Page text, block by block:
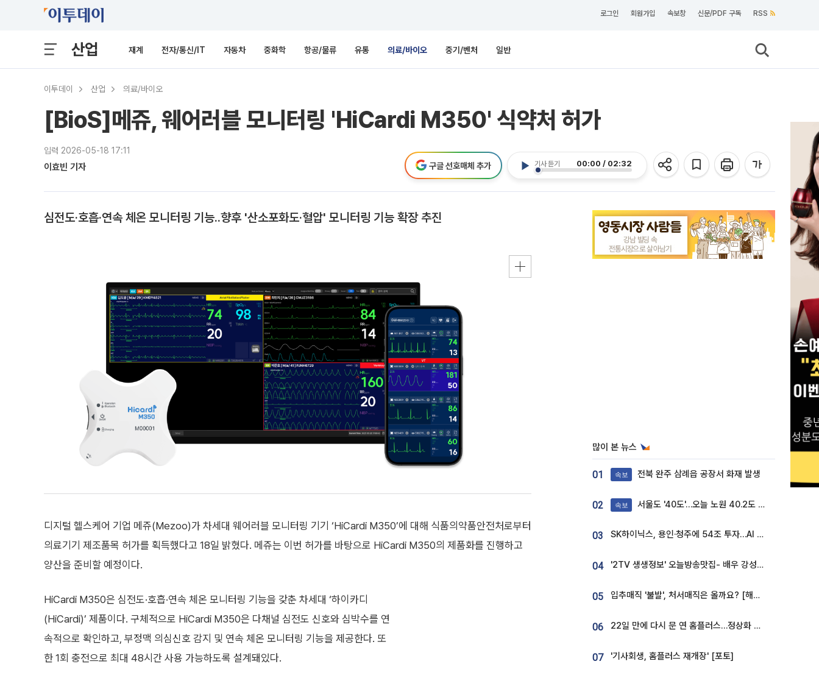
로그인 회원가입 속보창 신문/PDF 구독 RSS
산업 재계 전자/통신/IT 자동차 중화학 항공/물류 유통 의료/바이오 중기/벤처 일반
이투데이 산업 의료/바이오
[BioS]메쥬, 웨어러블 모니터링 'HiCardi M350' 식약처 허가
입력 2026-05-18 17:11
이효빈 기자 기사 듣기 00:00 / 02:32
구글 선호매체 추가
심전도·호흡·연속 체온 모니터링 기능..향후 '산소포화도·혈압' 모니터링 기능 확장 추진
디지털 헬스케어 기업 메쥬(Mezoo)가 차세대 웨어러블 모니터링 기기 ‘HiCardi M350’에 대해 식품의약품안전처로부터
의료기기 제조품목 허가를 획득했다고 18일 밝혔다. 메쥬는 이번 허가를 바탕으로 HiCardi M350의 제품화를 진행하고
양산을 준비할 예정이다.
HiCardi M350은 심전도·호흡·연속 체온 모니터링 기능을 갖춘 차세대 ‘하이카디
(HiCardi)’ 제품이다. 구체적으로 HiCardi M350은 다채널 심전도 신호와 심박수를 연
속적으로 확인하고, 부정맥 의심신호 감지 및 연속 체온 모니터링 기능을 제공한다. 또
한 1회 충전으로 최대 48시간 사용 가능하도록 설계돼있다.
많이 본 뉴스
01 속보 전북 완주 삼례읍 공장서 화재 발생
02 속보 서울도 '40도'…오늘 노원 40.2도 기록
03 SK하이닉스, 용인·청주에 54조 투자…AI 메모리 생산기지 키운다
04 '2TV 생생정보' 오늘방송맛집- 배우 강성진 단골! 쌀국수ㆍ푸팟퐁 커리 맛집 '블○○○'
05 입추매직 '불발', 처서매직은 올까요? [해시태그]
06 22일 만에 다시 문 연 홈플러스…정상화 바쁜데 재고 없어 ‘발동동’[가보니]
07 '기사회생, 홈플러스 재개장' [포토]